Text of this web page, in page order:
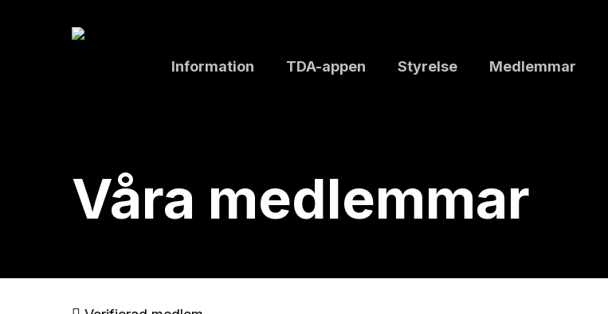
Information TDA-appen Styrelse Medlemmar
Våra medlemmar